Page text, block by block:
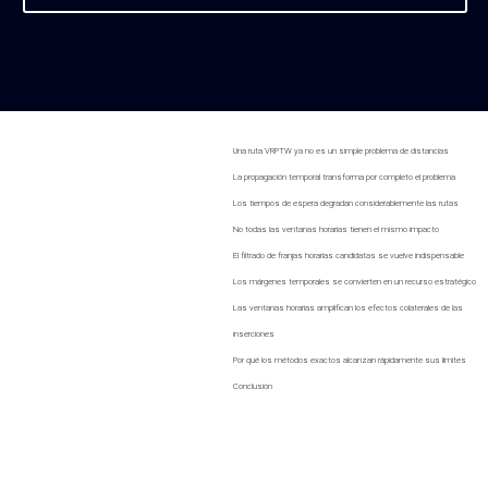
Una ruta VRPTW ya no es un simple problema de distancias
La propagación temporal transforma por completo el problema
Los tiempos de espera degradan considerablemente las rutas
No todas las ventanas horarias tienen el mismo impacto
El filtrado de franjas horarias candidatas se vuelve indispensable
Los márgenes temporales se convierten en un recurso estratégico
Las ventanas horarias amplifican los efectos colaterales de las
inserciones
Por qué los métodos exactos alcanzan rápidamente sus límites
Conclusión